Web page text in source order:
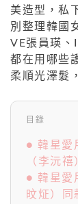
美造型，私
別整理韓國
VE張員瑛
都在用哪些
柔順光澤髮
目錄
● 韓星愛
（李沅
● 韓星愛
旼炡）同